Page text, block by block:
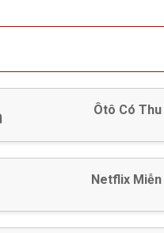
Ôtô Có
Netflix Miễn